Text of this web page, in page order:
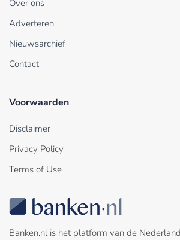
Over ons
Adverteren
Nieuwsarchief
Contact
Voorwaarden
Disclaimer
Privacy Policy
Terms of Use
Banken.nl is het platform van de